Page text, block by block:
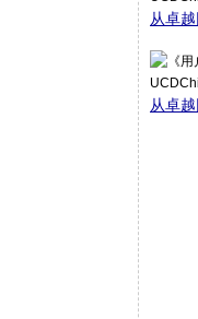
从卓
从卓